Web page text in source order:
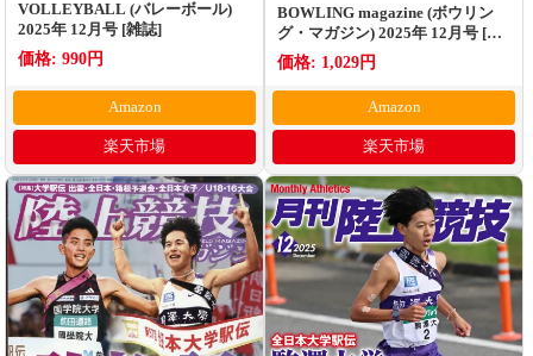
VOLLEYBALL (バレーボール)
2025年 12月号 [雑誌]
価格: 990円
Amazon
楽天市場
BOWLING magazine (ボウリン
グ・マガジン) 2025年 12月号 [雑
誌]
価格: 1,029円
Amazon
楽天市場